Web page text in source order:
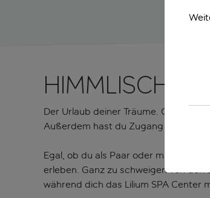
Der Urlaub deiner Träume. Große
Außerdem hast du Zugang zu einem
Egal, ob du als Paar oder mit der
erleben. Ganz zu schweigen von
während dich das Lilium SPA Center